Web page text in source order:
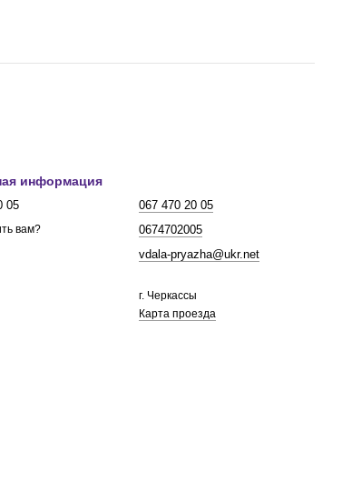
информация
05
вам?
067 470 20 05
0674702005
vdala-pryazha@ukr.net
г. Черкассы
Карта проезда